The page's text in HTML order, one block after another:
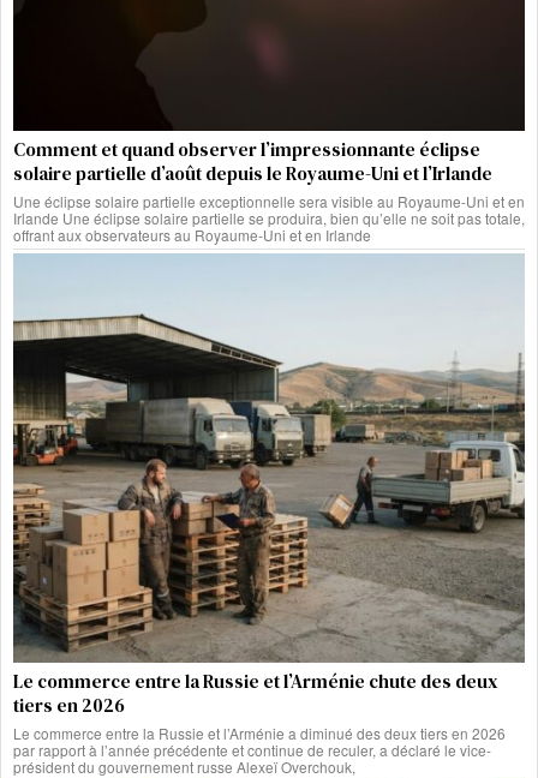
Comment et quand observer l’impressionnante éclipse
solaire partielle d’août depuis le Royaume-Uni et l’Irlande
Une éclipse solaire partielle exceptionnelle sera visible au Royaume-Uni et en
Irlande Une éclipse solaire partielle se produira, bien qu’elle ne soit pas totale,
offrant aux observateurs au Royaume-Uni et en Irlande
Le commerce entre la Russie et l’Arménie chute des deux
tiers en 2026
Le commerce entre la Russie et l’Arménie a diminué des deux tiers en 2026
par rapport à l’année précédente et continue de reculer, a déclaré le vice-
président du gouvernement russe Alexeï Overchouk,